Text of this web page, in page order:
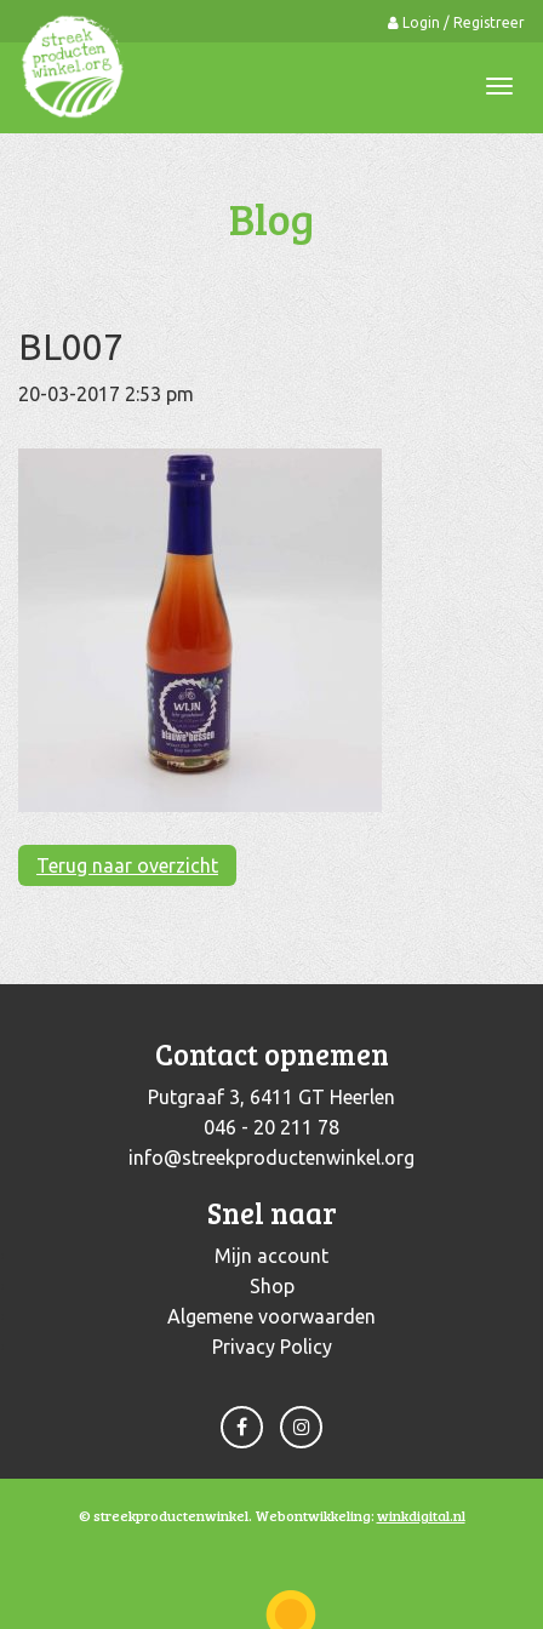
Login / Registreer
Blog
BL007
20-03-2017 2:53 pm
Terug naar overzicht
Contact opnemen
Putgraaf 3, 6411 GT Heerlen
046 - 20 211 78
info@streekproductenwinkel.org
Snel naar
Mijn account
Shop
Algemene voorwaarden
Privacy Policy
© streekproductenwinkel. Webontwikkeling:winkdigital.nl